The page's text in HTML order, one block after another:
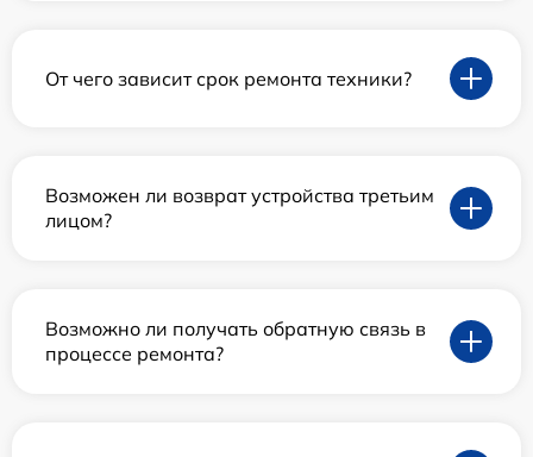
От чего зависит срок ремонта техники?
Возможен ли возврат устройства третьим
лицом?
Возможно ли получать обратную связь в
процессе ремонта?